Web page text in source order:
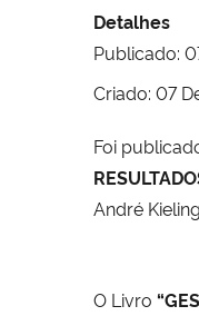
Detalhes
Publicado:
Criado: 07
Foi
André
O Livro